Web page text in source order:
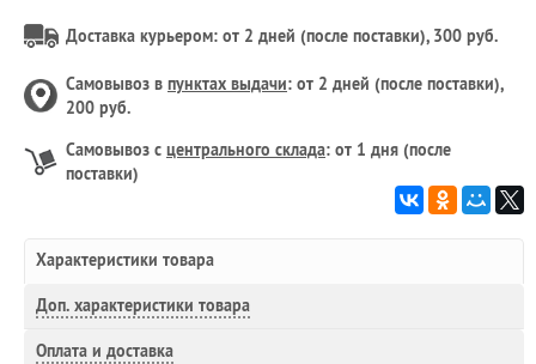
Доставка курьером: от 2 дней (после поставки), 300 руб.
Самовывоз в пунктах выдачи: от 2 дней (после поставки),
200 руб.
Самовывоз с центрального склада: от 1 дня (после
поставки)
Характеристики товара
Доп. характеристики товара
Оплата и доставка